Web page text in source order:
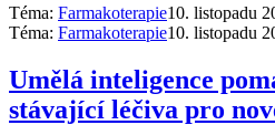
Téma: Farmakoterapie10. listopadu
Téma: Farmakoterapie10. listopadu
Umělá inteligence
stávající léčiva pro